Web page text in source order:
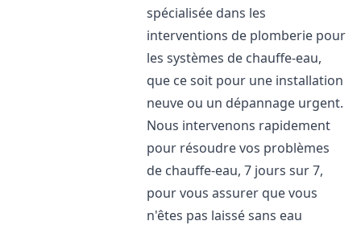
spécialisée dans les
interventions de plomberie pour
les systèmes de chauffe-eau,
que ce soit pour une installation
neuve ou un dépannage urgent.
Nous intervenons rapidement
pour résoudre vos problèmes
de chauffe-eau, 7 jours sur 7,
pour vous assurer que vous
n'êtes pas laissé sans eau